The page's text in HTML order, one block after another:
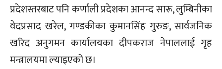
प्रदेशस्तरबाट पनि कर्णाली प्रदेशका आनन्द सारू, लुम्बिनीका
वेदप्रसाद खरेल, गण्डकीका कुमानसिंह गुरुङ, सार्वजनिक
खरिद अनुगमन कार्यालयका दीपकराज नेपाललाई गृह
मन्त्रालयमा ल्याइएको छ।